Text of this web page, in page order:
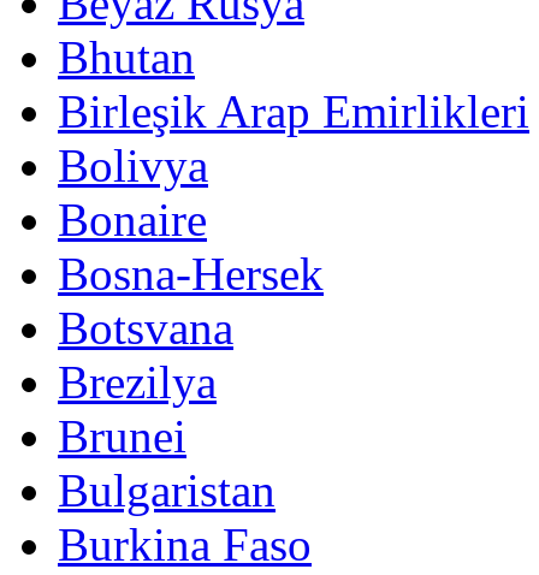
Bhutan
Birleşik Arap Emirlikleri
Bolivya
Bonaire
Bosna-Hersek
Botsvana
Brezilya
Brunei
Bulgaristan
Burkina Faso